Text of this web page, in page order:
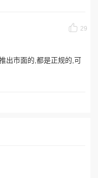
29
出市面的,都是正规的,可